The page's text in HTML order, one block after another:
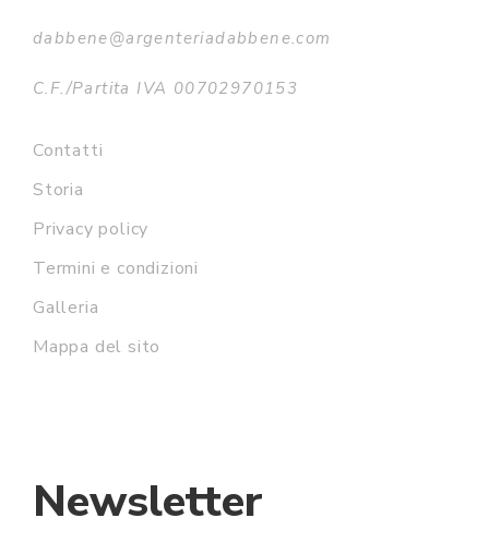
dabbene@argenteriadabbene.com
C.F./Partita IVA 00702970153
Contatti
Storia
Privacy policy
Termini e condizioni
Galleria
Mappa del sito
Newsletter